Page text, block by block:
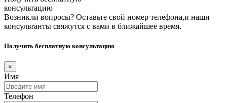
консультацию
Возникли вопросы? Оставьте свой номер телефона,и наши
консультанты свяжутся с вами в ближайшее время.
Получить бесплатную консультацию
×
Имя
Телефон